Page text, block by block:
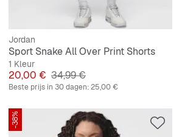
Jordan
Sport Snake All Over Print Shorts
1 Kleur
Prijs
20,00 € Originele Prijs
34,99 €
Beste prijs in 30 dagen:25,00 €
-38%